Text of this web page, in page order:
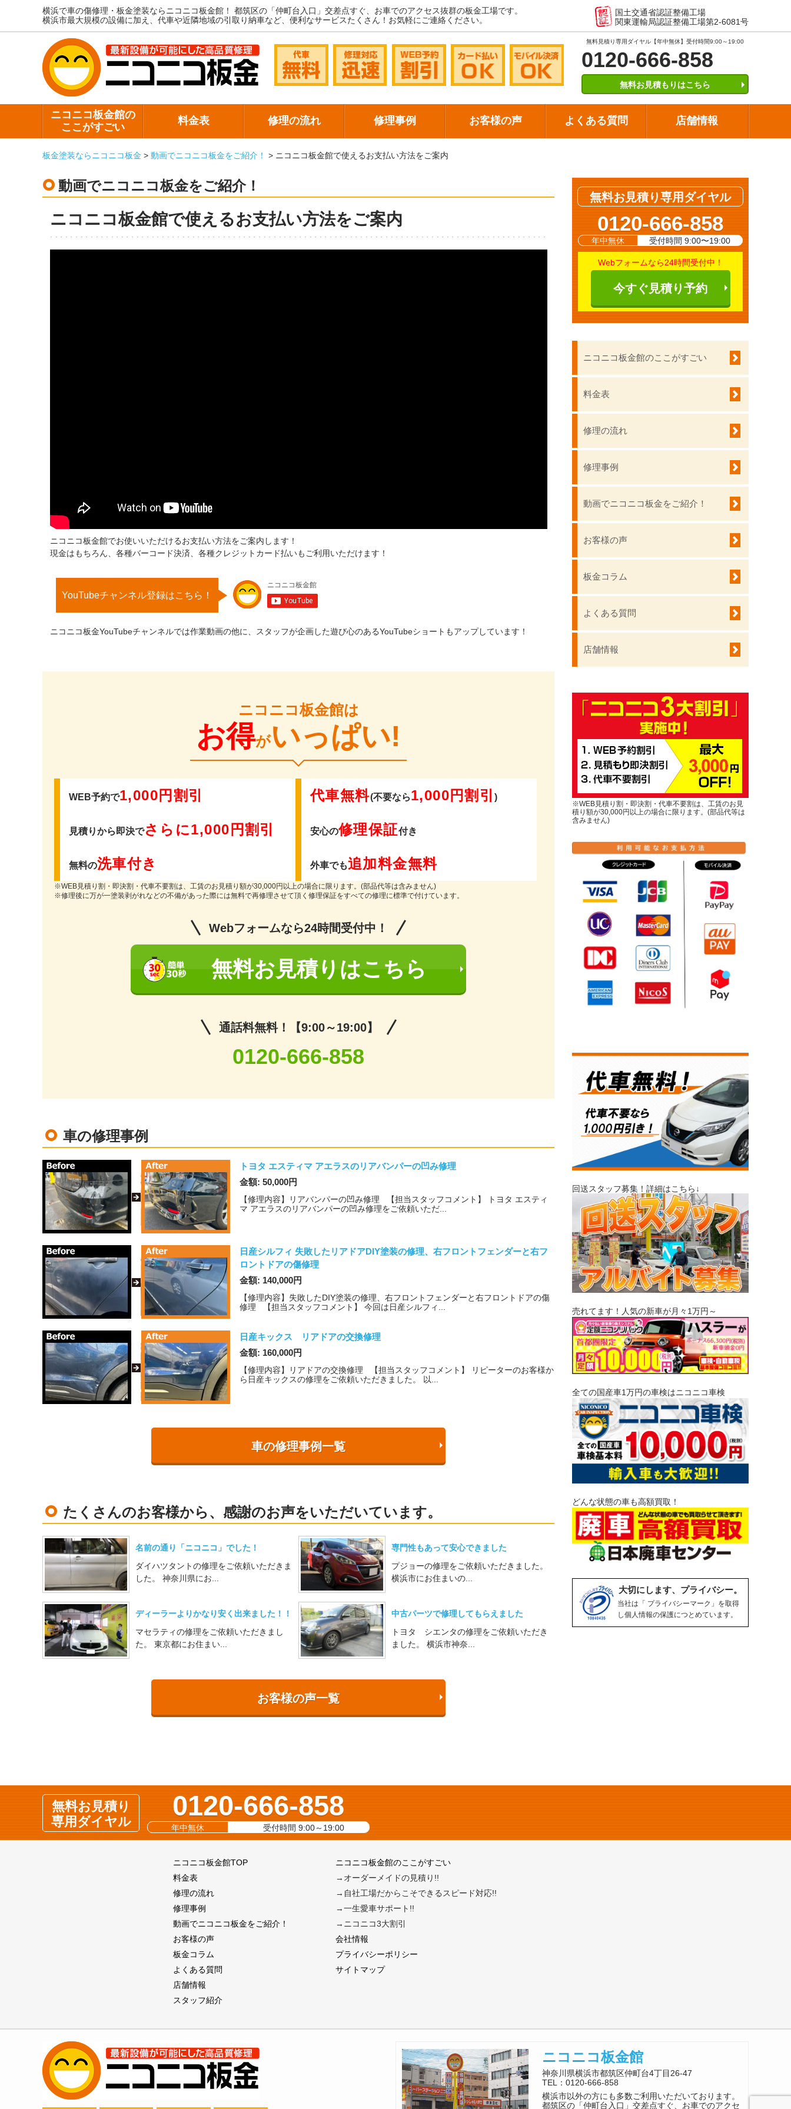
横浜で車の傷修理・板金塗装ならニコニコ板金館！
都筑区の「仲町台入口」交差点すぐ、お車でのアクセス抜群の板金工場です。
横浜市最大規模の設備に加え、代車や近隣地域の引取り納車など、便利なサービスたくさん！お気軽にご連絡ください。
国土交通省認証整備工場
関東運輸局認証整備工場第2-6081号
無料見積り専用ダイヤル【年中無休】受付時間9:00～19:00
0120-666-858
無料お見積もりはこちら
ニコニコ板金館の
ここがすごい
料金表 修理の流れ 修理事例 お客様の声 よくある質問 店舗情報
板金塗装ならニコニコ板金 > 動画でニコニコ板金をご紹介！ > ニコニコ板金館で使えるお支払い方法をご案内
動画でニコニコ板金をご紹介！
ニコニコ板金館で使えるお支払い方法をご案内
ニコニコ板金館でお使いいただけるお支払い方法をご案内します！
現金はもちろん、各種バーコード決済、各種クレジットカード払いもご利用いただけます！
YouTubeチャンネル登録はこちら！
ニコニコ板金YouTubeチャンネルでは作業動画の他に、スタッフが企画した遊び心のあるYouTubeショートもアップしています！
ニコニコ板金館は
お得がいっぱい!
WEB予約で1,000円割引 代車無料(不要なら1,000円割引)
見積りから即決でさらに1,000円割引 安心の修理保証付き
無料の洗車付き 外車でも追加料金無料
※WEB見積り割・即決割・代車不要割は、工賃のお見積り額が30,000円以上の場合に限ります。(部品代等は含みません)
※修理後に万が一塗装剥がれなどの不備があった際には無料で再修理させて頂く修理保証をすべての修理に標準で付けています。
Webフォームなら24時間受付中！
無料お見積りはこちら
通話料無料！【9:00～19:00】
0120-666-858
車の修理事例
トヨタ エスティマ アエラスのリアバンパーの凹み修理
金額: 50,000円
【修理内容】リアバンパーの凹み修理 【担当スタッフコメント】 トヨタ エスティ
マ アエラスのリアバンパーの凹み修理をご依頼いただ...
日産シルフィ 失敗したリアドアDIY塗装の修理、右フロントフェンダーと右フ
ロントドアの傷修理
金額: 140,000円
【修理内容】失敗したDIY塗装の修理、右フロントフェンダーと右フロントドアの傷
修理 【担当スタッフコメント】 今回は日産シルフィ...
日産キックス リアドアの交換修理
金額: 160,000円
【修理内容】リアドアの交換修理 【担当スタッフコメント】 リピーターのお客様か
ら日産キックスの修理をご依頼いただきました。 以...
車の修理事例一覧
たくさんのお客様から、感謝のお声をいただいています。
名前の通り「ニコニコ」でした！
ダイハツタントの修理をご依頼いただきま
した。 神奈川県にお...
専門性もあって安心できました
プジョーの修理をご依頼いただきました。
横浜市にお住まいの...
ディーラーよりかなり安く出来ました！！
マセラティの修理をご依頼いただきまし
た。 東京都にお住まい...
中古パーツで修理してもらえました
トヨタ シエンタの修理をご依頼いただき
ました。 横浜市神奈...
お客様の声一覧
無料お見積り専用ダイヤル
0120-666-858
年中無休 受付時間 9:00〜19:00
Webフォームなら24時間受付中！
今すぐ見積り予約
ニコニコ板金館のここがすごい
料金表
修理の流れ
修理事例
動画でニコニコ板金をご紹介！
お客様の声
板金コラム
よくある質問
店舗情報
※WEB見積り割・即決割・代車不要割は、工賃のお見
積り額が30,000円以上の場合に限ります。(部品代等は
含みません)
回送スタッフ募集！詳細はこちら↓
売れてます！人気の新車が月々1万円～
全ての国産車1万円の車検はニコニコ車検
どんな状態の車も高額買取！
大切にします、プライバシー。
当社は「 プライバシーマーク」を取得
し個人情報の保護につとめています。
無料お見積り
専用ダイヤル
0120-666-858
年中無休 受付時間 9:00～19:00
ニコニコ板金館TOP
料金表
修理の流れ
修理事例
動画でニコニコ板金をご紹介！
お客様の声
板金コラム
よくある質問
店舗情報
スタッフ紹介
ニコニコ板金館のここがすごい
→オーダーメイドの見積り!!
→自社工場だからこそできるスピード対応!!
→一生愛車サポート!!
→ニコニコ3大割引
会社情報
プライバシーポリシー
サイトマップ
ニコニコ板金館
神奈川県横浜市都筑区仲町台4丁目26-47
TEL：0120-666-858
横浜市以外の方にも多数ご利用いただいております。
都筑区の「仲町台入口」交差点すぐ、お車でのアクセ